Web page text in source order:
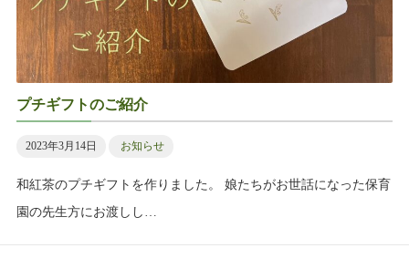
プチギフトのご紹介
2023年3月14日 お知らせ
和紅茶のプチギフトを作りました。 娘たちがお世話になった保育
園の先生方にお渡しし…